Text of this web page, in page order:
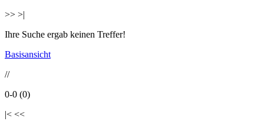
>> >|
Ihre Suche ergab keinen Treffer!
Basisansicht
//
0-0 (0)
|< <<